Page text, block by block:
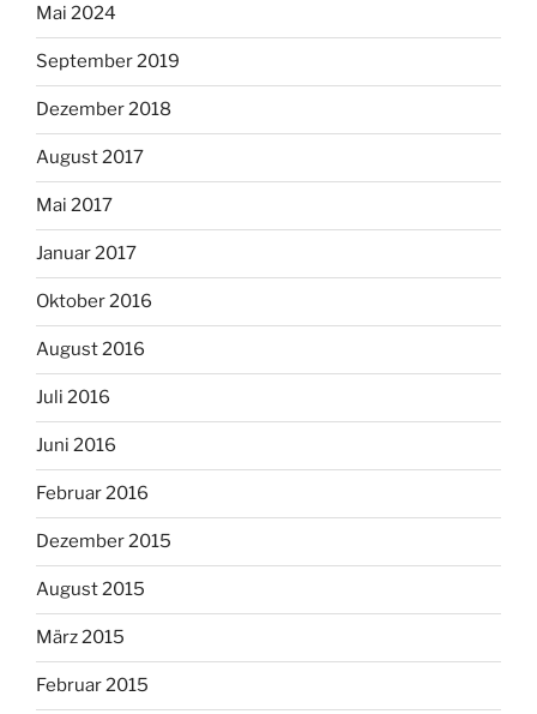
Mai 2024
September 2019
Dezember 2018
August 2017
Mai 2017
Januar 2017
Oktober 2016
August 2016
Juli 2016
Juni 2016
Februar 2016
Dezember 2015
August 2015
März 2015
Februar 2015